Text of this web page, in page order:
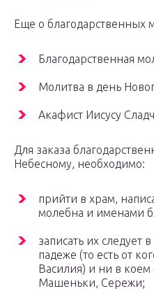
Еще о благодарственных
Благодарственная
Молитва в день
Акафист Иисусу
Для заказа
Небесному, необходимо:
прийти в храм,
молебна и именами
записать их следует
падеже (то есть от
Василия) и ни в коем
Машеньки, Сережи;